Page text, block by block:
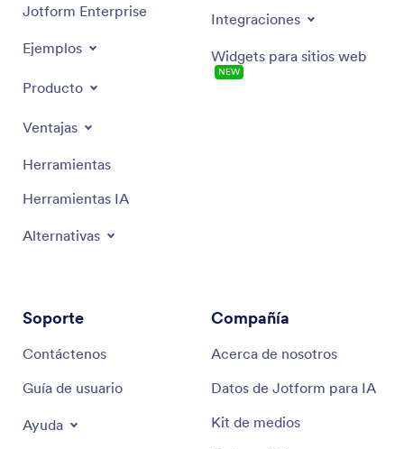
Jotform Enterprise
Ejemplos
Producto
Ventajas
Herramientas
Herramientas IA
Alternativas
Integraciones
Widgets para sitios web
NEW
Soporte
Contáctenos
Guía de usuario
Ayuda
Compañía
Acerca de nosotros
Datos de Jotform para IA
Kit de medios